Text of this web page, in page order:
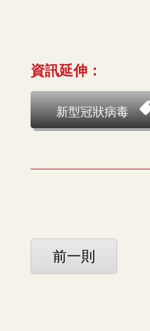
資訊延伸：
新型冠狀病毒
前一則